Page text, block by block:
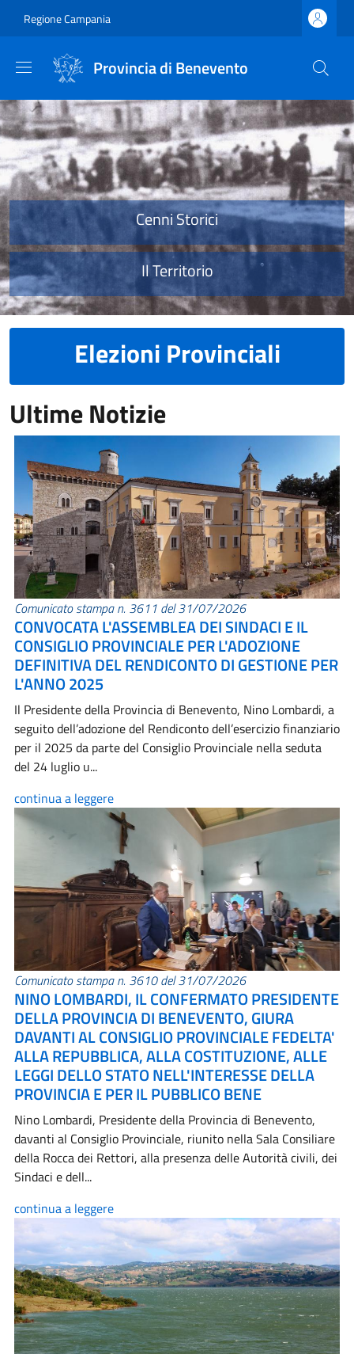
Regione Campania
Provincia di Benevento
Provincia di Benevento
Cenni Storici
Il Territorio
Elezioni Provinciali
Ultime Notizie
Comunicato stampa n. 3611 del 31/07/2026
CONVOCATA L'ASSEMBLEA DEI SINDACI E IL
CONSIGLIO PROVINCIALE PER L'ADOZIONE
DEFINITIVA DEL RENDICONTO DI GESTIONE PER
L'ANNO 2025
Il Presidente della Provincia di Benevento, Nino Lombardi, a
seguito dell’adozione del Rendiconto dell’esercizio finanziario
per il 2025 da parte del Consiglio Provinciale nella seduta
del 24 luglio u...
continua a leggere
Comunicato stampa n. 3610 del 31/07/2026
NINO LOMBARDI, IL CONFERMATO PRESIDENTE
DELLA PROVINCIA DI BENEVENTO, GIURA
DAVANTI AL CONSIGLIO PROVINCIALE FEDELTA'
ALLA REPUBBLICA, ALLA COSTITUZIONE, ALLE
LEGGI DELLO STATO NELL'INTERESSE DELLA
PROVINCIA E PER IL PUBBLICO BENE
Nino Lombardi, Presidente della Provincia di Benevento,
davanti al Consiglio Provinciale, riunito nella Sala Consiliare
della Rocca dei Rettori, alla presenza delle Autorità civili, dei
Sindaci e dell...
continua a leggere